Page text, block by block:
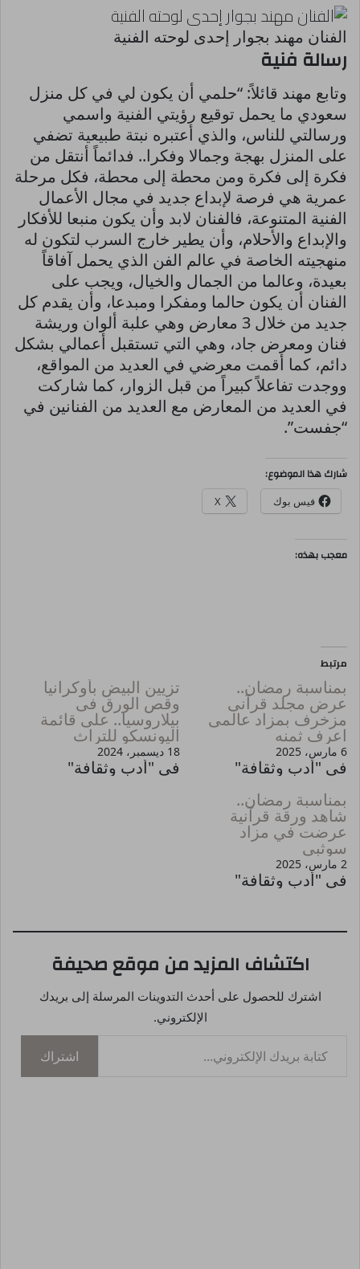
الفنان مهند بجوار إحدى لوحته الفنية
رسالة فنية
وتابع مهند قائلاً: “حلمي أن يكون لي في كل منزل
سعودي ما يحمل توقيع رؤيتي الفنية واسمي
ورسالتي للناس، والذي أعتبره نبتة طبيعية تضفي
على المنزل بهجة وجمالا وفكرا.. فدائماً أنتقل من
فكرة إلى فكرة ومن محطة إلى محطة، فكل مرحلة
عمرية هي فرصة لإبداع جديد في مجال الأعمال
الفنية المتنوعة، فالفنان لابد وأن يكون منبعا للأفكار
والإبداع والأحلام، وأن يطير خارج السرب لتكون له
منهجيته الخاصة في عالم الفن الذي يحمل آفاقاً
بعيدة، وعالما من الجمال والخيال، ويجب على
الفنان أن يكون حالما ومفكرا ومبدعا، وأن يقدم كل
جديد من خلال 3 معارض وهي علبة ألوان وريشة
فنان ومعرض جاد، وهي التي تستقبل أعمالي بشكل
دائم، كما أقمت معرضي في العديد من المواقع،
ووجدت تفاعلاً كبيراً من قبل الزوار، كما شاركت
في العديد من المعارض مع العديد من الفنانين في
“جفست”.
شارك هذا الموضوع:
فيس بوك X
معجب بهذه:
مرتبط
بمناسبة رمضان..
عرض مجلد قرآنى
مزخرف بمزاد عالمى
اعرف ثمنه
6 مارس، 2025
في "أدب وثقافة"
تزيين البيض بأوكرانيا
وقص الورق فى
بيلاروسيا.. على قائمة
اليونسكو للتراث
18 ديسمبر، 2024
في "أدب وثقافة"
بمناسبة رمضان..
شاهد ورقة قرآنية
عرضت في مزاد
سوثبي
2 مارس، 2025
في "أدب وثقافة"
اكتشاف المزيد من موقع صحيفة
اشترك للحصول على أحدث التدوينات المرسلة إلى بريدك
الإلكتروني.
اشتراك